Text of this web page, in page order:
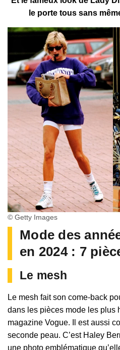
le porte tous sans
© Getty Images
Mode des
en 2024 : 7
Le mesh
Le mesh fait son come-back
dans les pièces mode les plus
magazine Vogue. Il est aussi
seconde peau. C’est Haley
une photo emblématique